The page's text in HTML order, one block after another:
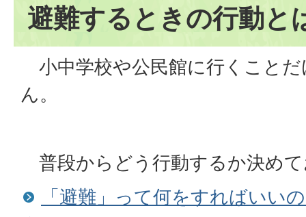
避難するときの行動と
小中学校や公民館に行くこと
ん。
普段からどう行動するか決め
「避難」って何をすればいい